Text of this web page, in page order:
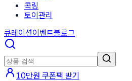
콕링
토이관리
큐레이션이벤트블로그
10만원 쿠폰팩 받기